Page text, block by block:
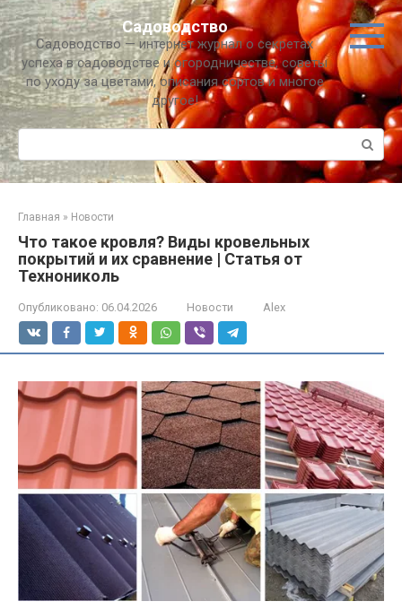
Перейти
к
контенту
Садоводство
Садоводство — интернет журнал о секретах
успеха в садоводстве и огородничестве, советы
по уходу за цветами, описания сортов и многое
другое!
Поиск:
Главная » Новости
Что такое кровля? Виды кровельных
покрытий и их сравнение | Статья от
Технониколь
Опубликовано: 06.04.2026 Новости Alex